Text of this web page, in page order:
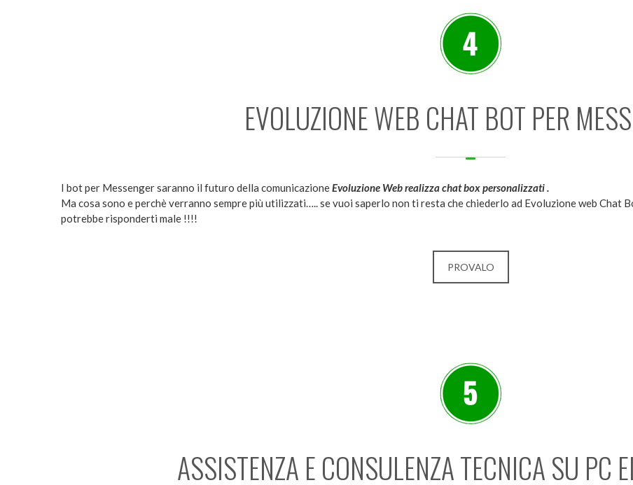
EVOLUZIONE WEB CHAT BOT PER
I bot per Messenger saranno il futuro della comunicazioneEvoluzione Web realizza chat box personalizzati .
Ma cosa sono e perchè verranno sempre più utilizzati….. se vuoi saperlo non ti resta che chiederlo ad Evoluzione web
potrebbe risponderti male !!!!
PROVALO
ASSISTENZA E CONSULENZA TECNICA SU PC